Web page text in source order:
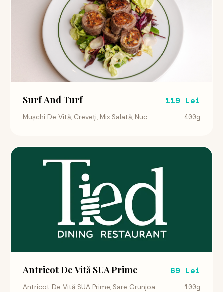
Surf And Turf 119 Lei
Mușchi De Vită, Creveți, Mix Salată, Nuc... 400g
Antricot De Vită SUA Prime 69 Lei
Antricot De Vită SUA Prime, Sare Grunjoa... 100g